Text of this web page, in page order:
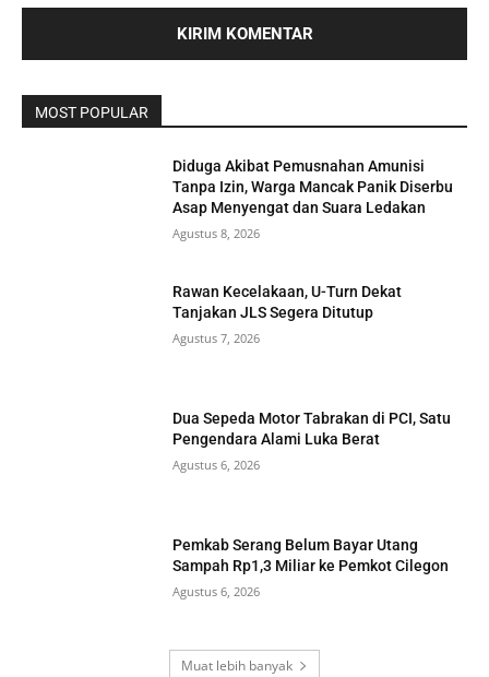
MOST POPULAR
Diduga Akibat Pemusnahan Amunisi
Tanpa Izin, Warga Mancak Panik Diserbu
Asap Menyengat dan Suara Ledakan
Agustus 8, 2026
Rawan Kecelakaan, U-Turn Dekat
Tanjakan JLS Segera Ditutup
Agustus 7, 2026
Dua Sepeda Motor Tabrakan di PCI, Satu
Pengendara Alami Luka Berat
Agustus 6, 2026
Pemkab Serang Belum Bayar Utang
Sampah Rp1,3 Miliar ke Pemkot Cilegon
Agustus 6, 2026
Muat lebih banyak